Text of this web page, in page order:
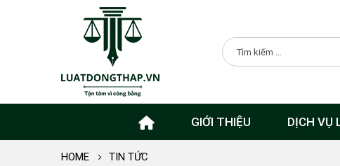
GIỚI THIỆU DỊCH VỤ
HOME TIN TỨC